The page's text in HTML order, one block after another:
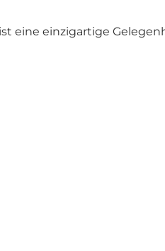
eine einzigartige